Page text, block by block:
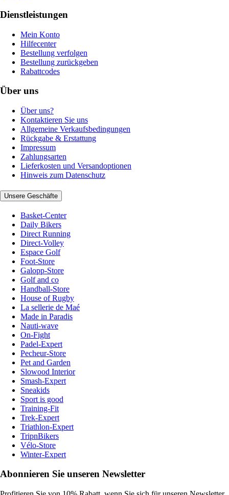
Dienstleistungen
Mein Konto
Hilfecenter
Bestellung verfolgen
Bestellung zurückgeben
Rabattcodes
Über uns
Über uns?
Kontaktieren Sie uns
Allgemeine Verkaufsbedingungen
Rückgabe & Erstattung
Impressum
Zahlungsarten
Lieferkosten und Versandoptionen
Hinweis zum Datenschutz
Unsere Geschäfte
Basket-Center
Daily Bikers
Direct Running
Direct-Volley
Espace Golf
Foot-Store
Galopp-Store
Golf and co
Handball-Store
House of Rugby
La sellerie de Maé
Made in Paradis
Nauti-wave
On-Fight
Padel-Expert
Pecheur-Store
Pet and Garden
Slowood Interior
Smash-Expert
Sneakids
Sport is good
Training-Fit
Trek-Expert
Triathlon-Expert
TripnBikers
Vélo-Store
Winter-Expert
Abonnieren Sie unseren Newsletter